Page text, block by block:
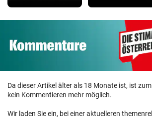
Da dieser Artikel älter als 18 Monate ist, ist
kein Kommentieren mehr möglich.
Wir laden Sie ein, bei einer aktuelleren